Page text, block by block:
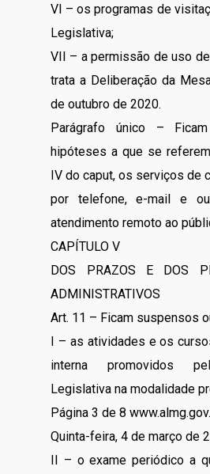
VI – os programas de
Legislativa;
VII – a permissão de uso
trata a Deliberação da
de outubro de 2020.
Parágrafo único –
hipóteses a que se
IV do caput, os serviços de
por telefone, e-mail e
atendimento remoto ao
CAPÍTULO V
DOS PRAZOS E DOS
ADMINISTRATIVOS
Art. 11 – Ficam suspensos
I – as atividades e os
interna promovidos
Legislativa na modalidade
Página 3 de 8
Quinta-feira, 4 de março de
II – o exame periódico a